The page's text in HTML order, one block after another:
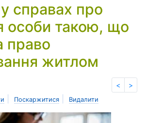
справах про
особи такою, що
право
житлом
< >
Поскаржитися Видалити